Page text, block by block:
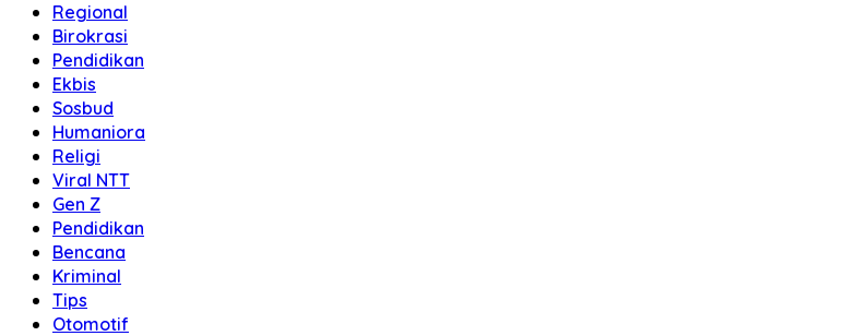
Regional
Birokrasi
Pendidikan
Ekbis
Sosbud
Humaniora
Religi
Viral NTT
Gen Z
Pendidikan
Bencana
Kriminal
Tips
Otomotif